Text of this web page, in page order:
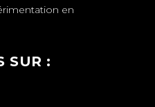
en
SUR :